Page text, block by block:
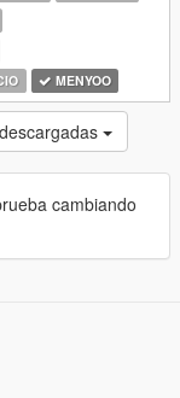
MENYOO
cambiando